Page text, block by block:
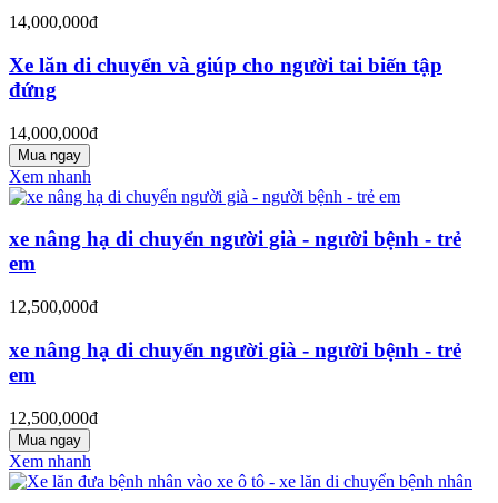
14,000,000đ
Xe lăn di chuyển và giúp cho người tai biến tập
đứng
14,000,000đ
Mua ngay
Xem nhanh
xe nâng hạ di chuyển người già - người bệnh - trẻ
em
12,500,000đ
xe nâng hạ di chuyển người già - người bệnh - trẻ
em
12,500,000đ
Mua ngay
Xem nhanh